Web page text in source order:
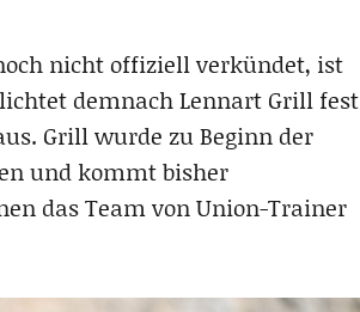
nicht offiziell verkündet, ist
demnach Lennart Grill fest
Grill wurde zu Beginn der
und kommt bisher
das Team von Union-Trainer